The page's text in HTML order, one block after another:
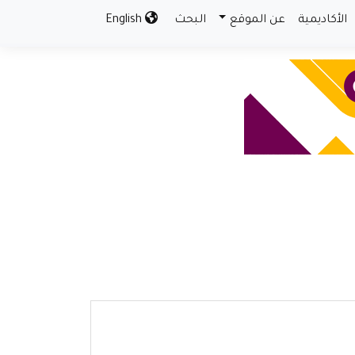
الأكاديمية عن الموقع البحث